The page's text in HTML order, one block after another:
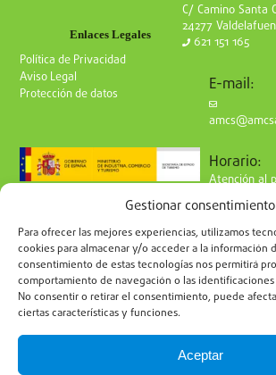
Gestionar consentimiento
Para ofrecer las mejores experiencias, utilizamos
cookies para almacenar y/o acceder a la información
consentimiento de estas tecnologías nos permitirá
comportamiento de navegación o las
No consentir o retirar el consentimiento, puede
ciertas características y funciones.
Aceptar
Enlaces Legales
Política de Privacidad
Aviso Legal
Protección de datos
C/ Camino Santa
24277
621 151 165
E-mail:
Horario:
Atención al
de 9 a 15h
Síguenos en redes:
Suscríbete a nuestro boletín